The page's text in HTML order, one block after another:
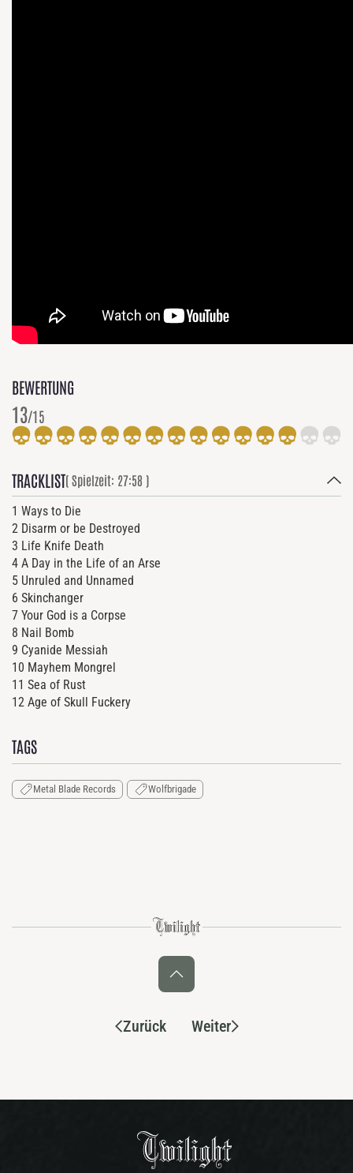
BEWERTUNG
13/15
TRACKLIST( Spielzeit: 27:58 )
1 Ways to Die
2 Disarm or be Destroyed
3 Life Knife Death
4 A Day in the Life of an Arse
5 Unruled and Unnamed
6 Skinchanger
7 Your God is a Corpse
8 Nail Bomb
9 Cyanide Messiah
10 Mayhem Mongrel
11 Sea of Rust
12 Age of Skull Fuckery
TAGS
Metal Blade Records Wolfbrigade
Zurück Weiter